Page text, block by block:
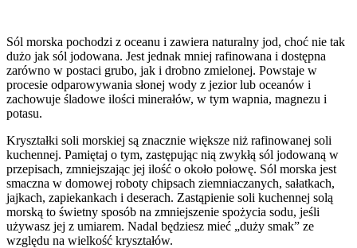
Sól morska pochodzi z oceanu i zawiera naturalny jod, choć nie tak
dużo jak sól jodowana. Jest jednak mniej rafinowana i dostępna
zarówno w postaci grubo, jak i drobno zmielonej. Powstaje w
procesie odparowywania słonej wody z jezior lub oceanów i
zachowuje śladowe ilości minerałów, w tym wapnia, magnezu i
potasu.
Kryształki soli morskiej są znacznie większe niż rafinowanej soli
kuchennej. Pamiętaj o tym, zastępując nią zwykłą sól jodowaną w
przepisach, zmniejszając jej ilość o około połowę. Sól morska jest
smaczna w domowej roboty chipsach ziemniaczanych, sałatkach,
jajkach, zapiekankach i deserach. Zastąpienie soli kuchennej solą
morską to świetny sposób na zmniejszenie spożycia sodu, jeśli
używasz jej z umiarem. Nadal będziesz mieć „duży smak” ze
względu na wielkość kryształów.